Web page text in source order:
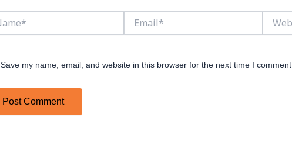
Save my name, email, and website in this browser for the next time I comment.